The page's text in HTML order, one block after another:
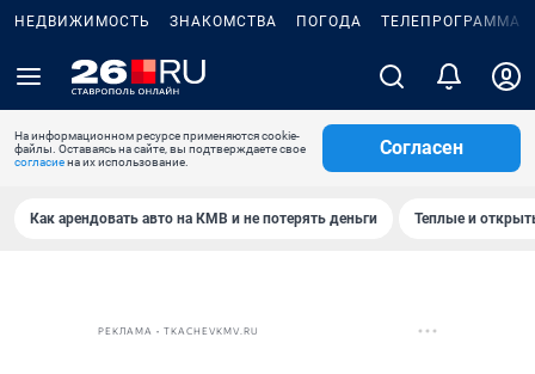
НЕДВИЖИМОСТЬ ЗНАКОМСТВА ПОГОДА ТЕЛЕПРОГРАММА
На информационном ресурсе применяются cookie-
файлы. Оставаясь на сайте, вы подтверждаете свое
согласиена их использование.
Согласен
Как арендовать авто на КМВ и не потерять деньги Теплые и
РЕКЛАМА • TKACHEVKMV.RU